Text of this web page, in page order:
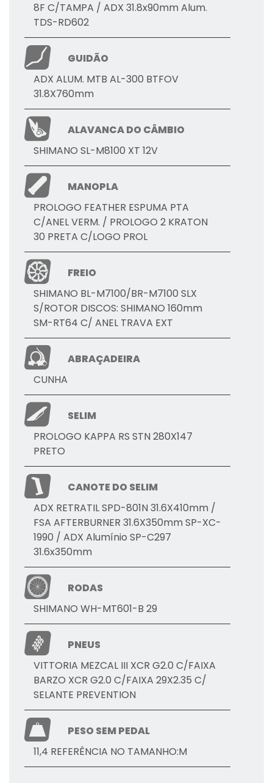
8F C/TAMPA / ADX 31.8x90mm Alum.
TDS-RD602
GUIDÃO
ADX ALUM. MTB AL-300 BTFOV
31.8X760mm
ALAVANCA DO CÂMBIO
SHIMANO SL-M8100 XT 12V
MANOPLA
PROLOGO FEATHER ESPUMA PTA
C/ANEL VERM. / PROLOGO 2 KRATON
30 PRETA C/LOGO PROL
FREIO
SHIMANO BL-M7100/BR-M7100 SLX
S/ROTOR DISCOS: SHIMANO 160mm
SM-RT64 C/ ANEL TRAVA EXT
ABRAÇADEIRA
CUNHA
SELIM
PROLOGO KAPPA RS STN 280X147
PRETO
CANOTE DO SELIM
ADX RETRATIL SPD-801N 31.6X410mm /
FSA AFTERBURNER 31.6X350mm SP-XC-
1990 / ADX Alumínio SP-C297
31.6x350mm
RODAS
SHIMANO WH-MT601-B 29
PNEUS
VITTORIA MEZCAL III XCR G2.0 C/FAIXA
BARZO XCR G2.0 C/FAIXA 29X2.35 C/
SELANTE PREVENTION
PESO SEM PEDAL
11,4 REFERÊNCIA NO TAMANHO:M